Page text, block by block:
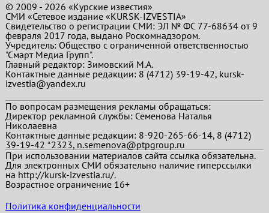
© 2009 - 2026 «Курские известия»
СМИ «Сетевое издание «KURSK-IZVESTIA»
Свидетельство о регистрации СМИ: ЭЛ № ФС 77-68634 от 9
февраля 2017 года, выдано Роскомнадзором.
Учредитель: Общество с ограниченной ответственностью
"Смарт Медиа Групп".
Главный редактор:Зимовский М.А.
Контактные данные редакции: 8 (4712) 39-19-42, kursk-
izvestia@yandex.ru
По вопросам размещения рекламы обращаться:
Директор рекламной службы: Семенова Наталья
Николаевна
Контактные данные редакции: 8-920-265-66-14, 8 (4712)
39-19-42 *2323, n.semenova@ptpgroup.ru
При использовании материалов сайта ссылка обязательна.
Для электронных СМИ обязательно наличие гиперссылки
на http://kursk-izvestia.ru/.
Возрастное ограничение 16+
Политика конфиденциальности